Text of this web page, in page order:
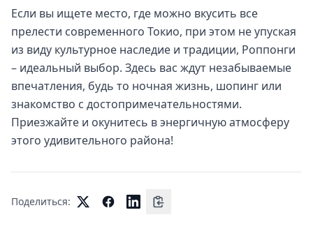
Если вы ищете место, где можно вкусить все
прелести современного Токио, при этом не упуская
из виду культурное наследие и традиции, Роппонги
– идеальный выбор. Здесь вас ждут незабываемые
впечатления, будь то ночная жизнь, шопинг или
знакомство с достопримечательностями.
Приезжайте и окунитесь в энергичную атмосферу
этого удивительного района!
Поделиться: